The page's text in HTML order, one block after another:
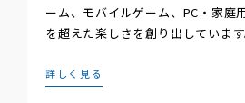
ーム、モバイルゲーム、PC・家庭
を超えた楽しさを創り出しています
詳しく見る